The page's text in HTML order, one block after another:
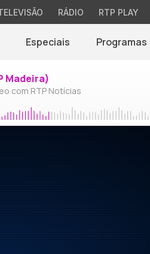
RÁDIO RTP PLAY
Especiais Programas
Madeira)
com RTP Notícias